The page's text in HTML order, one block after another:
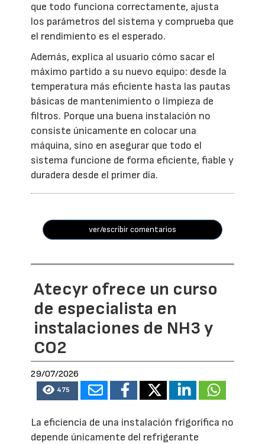
que todo funciona correctamente, ajusta
los parámetros del sistema y comprueba que
el rendimiento es el esperado.
Además, explica al usuario cómo sacar el
máximo partido a su nuevo equipo: desde la
temperatura más eficiente hasta las pautas
básicas de mantenimiento o limpieza de
filtros. Porque una buena instalación no
consiste únicamente en colocar una
máquina, sino en asegurar que todo el
sistema funcione de forma eficiente, fiable y
duradera desde el primer día.
ver/escribir comentarios
Atecyr ofrece un curso
de especialista en
instalaciones de NH3 y
CO2
29/07/2026
475
La eficiencia de una instalación frigorífica no
depende únicamente del refrigerante